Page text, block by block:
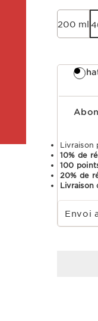
200 ml
Livraison
10% de
100
20% de
Livraison
Choisir la période
Envoi